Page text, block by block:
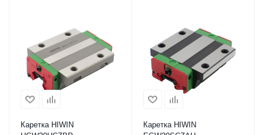
Каретка HIWIN
Каретка HIWIN